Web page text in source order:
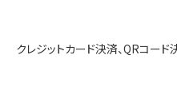
クレジットカード決済、QRコー